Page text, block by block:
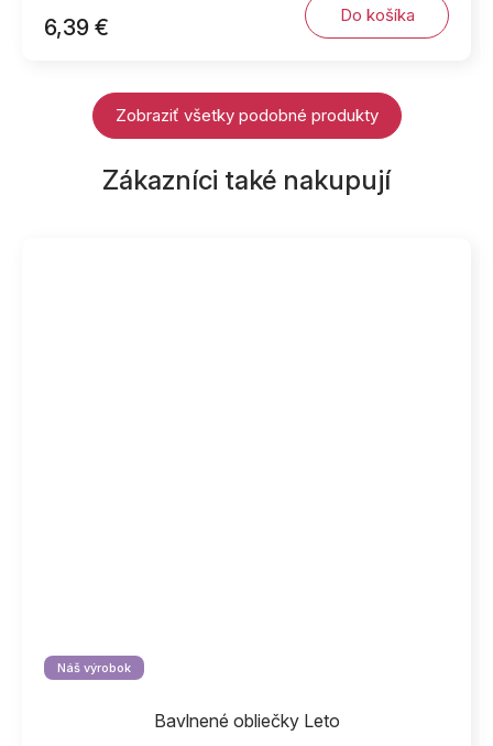
6,39 € Do košíka
Zobraziť všetky podobné produkty
Zákazníci také nakupují
Náš výrobok
Bavlnené obliečky Leto